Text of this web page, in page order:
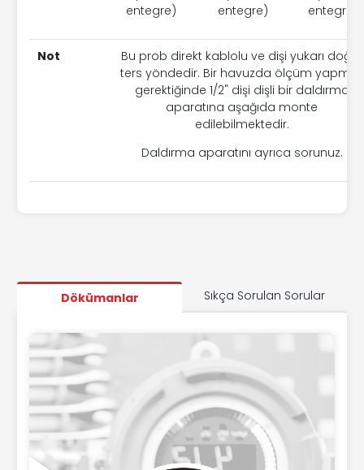
entegre)
entegre)
entegre)
Not
Bu prob direkt kablolu ve dişi yukarı doğru
ters yöndedir. Bir havuzda ölçüm yapmak
gerektiğinde 1/2" dişi dişli bir daldırma
aparatına aşağıda monte
edilebilmektedir.
Daldırma aparatını ayrıca sorunuz.
Dökümanlar Sıkça Sorulan Sorular